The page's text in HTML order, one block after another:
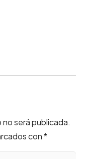
será publicada.
con*